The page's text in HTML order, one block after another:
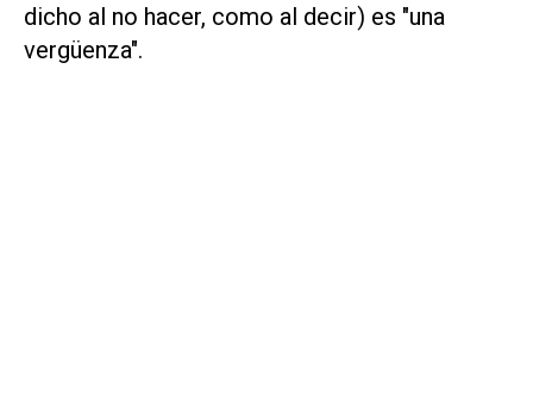
dicho al no hacer, como al decir) es "una
vergüenza".